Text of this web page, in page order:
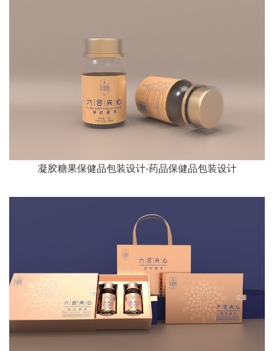
凝胶糖果保健品包装设计-药品保健品包装设计